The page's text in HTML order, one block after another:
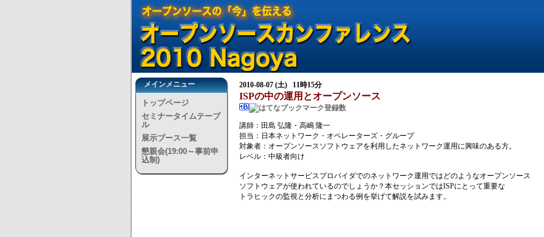
メインメニュー
トップページ
セミナータイムテーブ
ル
展示ブース一覧
懇親会(19:00～事前申
込制)
2010-08-07 (土) 11時15分
ISPの中の運用とオープンソース
講師：田島 弘隆・高嶋 隆一
担当：日本ネットワーク・オペレーターズ・グループ
対象者：オープンソースソフトウェアを利用したネットワーク運用に興味のある方。
レベル：中級者向け
インターネットサービスプロバイダでのネットワーク運用ではどのようなオープンソース
ソフトウェアが使われているのでしょうか？本セッションではISPにとって重要な
トラヒックの監視と分析にまつわる例を挙げて解説を試みます。